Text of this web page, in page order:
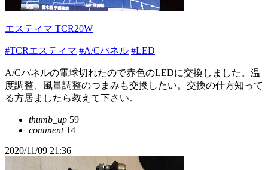
エスティマ TCR20W
#TCRエスティマ #A/Cパネル #LED
A/Cパネルの電球切れたので赤色のLEDに交換しました。温
度調整、風量調整のつまみも交換したい。交換の仕方知って
る方居ましたら教えて下さい。
thumb_up 59
comment14
2020/11/09 21:36